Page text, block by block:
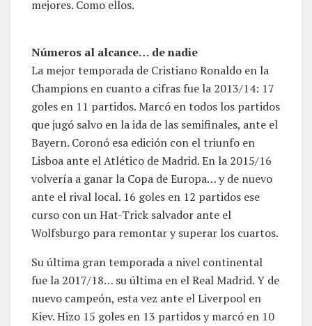
mejores. Como ellos.
Números al alcance… de nadie
La mejor temporada de Cristiano Ronaldo en la
Champions en cuanto a cifras fue la 2013/14: 17
goles en 11 partidos. Marcó en todos los partidos
que jugó salvo en la ida de las semifinales, ante el
Bayern. Coronó esa edición con el triunfo en
Lisboa ante el Atlético de Madrid. En la 2015/16
volvería a ganar la Copa de Europa… y de nuevo
ante el rival local. 16 goles en 12 partidos ese
curso con un Hat-Trick salvador ante el
Wolfsburgo para remontar y superar los cuartos.
Su última gran temporada a nivel continental
fue la 2017/18… su última en el Real Madrid. Y de
nuevo campeón, esta vez ante el Liverpool en
Kiev. Hizo 15 goles en 13 partidos y marcó en 10